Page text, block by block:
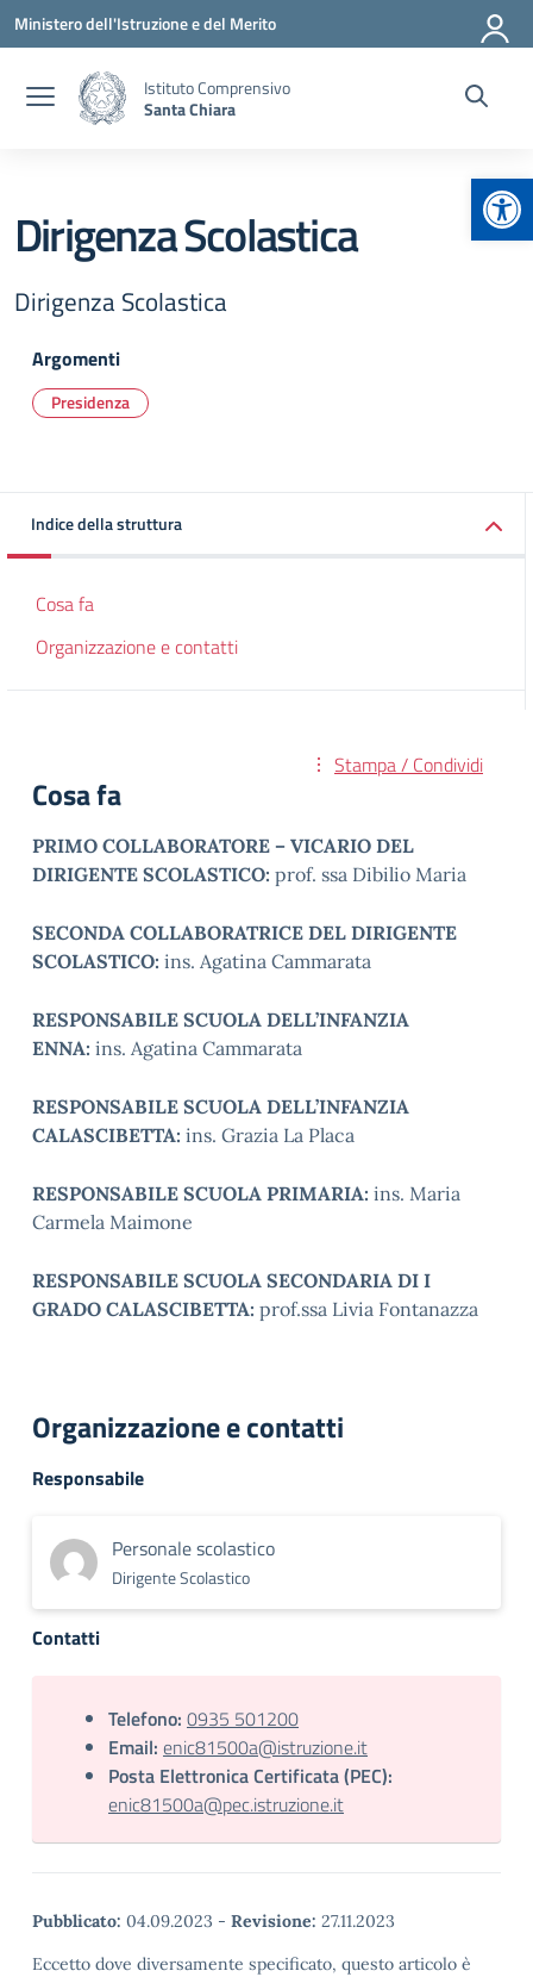
Vai ai contenuti
Vai al menu di navigazione
Vai al footer
Ministero dell'Istruzione e del Merito
Istituto Comprensivo
Santa Chiara
Dirigenza Scolastica
Dirigenza Scolastica
Argomenti
Presidenza
Indice della struttura
Cosa fa
Organizzazione e contatti
Stampa / Condividi
Cosa fa
PRIMO COLLABORATORE – VICARIO DEL
DIRIGENTE SCOLASTICO: prof. ssa Dibilio Maria
SECONDA COLLABORATRICE DEL DIRIGENTE
SCOLASTICO: ins. Agatina Cammarata
RESPONSABILE SCUOLA DELL’INFANZIA
ENNA: ins. Agatina Cammarata
RESPONSABILE SCUOLA DELL’INFANZIA
CALASCIBETTA: ins. Grazia La Placa
RESPONSABILE SCUOLA PRIMARIA: ins. Maria
Carmela Maimone
RESPONSABILE SCUOLA SECONDARIA DI I
GRADO CALASCIBETTA: prof.ssa Livia Fontanazza
Organizzazione e contatti
Responsabile
Personale scolastico
Dirigente Scolastico
Contatti
Telefono: 0935 501200
Email: enic81500a@istruzione.it
Posta Elettronica Certificata (PEC):
enic81500a@pec.istruzione.it
Pubblicato: 04.09.2023 - Revisione: 27.11.2023
Eccetto dove diversamente specificato, questo articolo è